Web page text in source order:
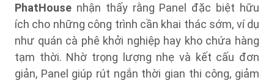
PhatHouse nhận thấy rằng Panel đặc biệt hữu
ích cho những công trình cần khai thác sớm, ví dụ
như quán cà phê khởi nghiệp hay kho chứa hàng
tạm thời. Nhờ trọng lượng nhẹ và kết cấu đơn
giản, Panel giúp rút ngắn thời gian thi công, giảm